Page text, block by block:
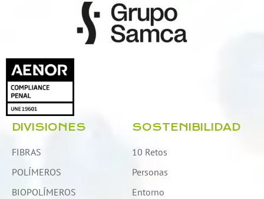
DIVISIONES
FIBRAS
POLÍMEROS
BIOPOLÍMEROS
SOSTENIBILIDAD
10 Retos
Personas
Entorno